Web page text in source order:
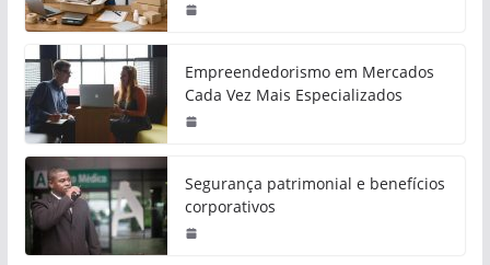
Empreendedorismo em Mercados
Cada Vez Mais Especializados
Segurança patrimonial e benefícios
corporativos